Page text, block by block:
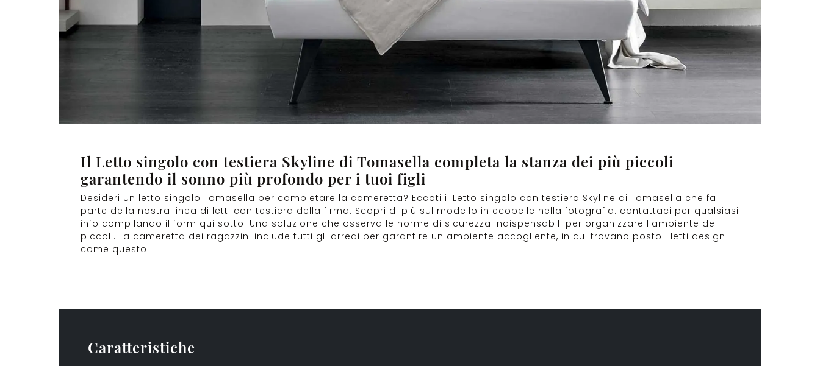
Il Letto singolo con testiera Skyline di Tomasella completa la stanza dei più piccoli
garantendo il sonno più profondo per i tuoi figli
Desideri un letto singolo Tomasella per completare la cameretta? Eccoti il Letto singolo con testiera Skyline di Tomasella che fa
parte della nostra linea di letti con testiera della firma. Scopri di più sul modello in ecopelle nella fotografia: contattaci per qualsiasi
info compilando il form qui sotto. Una soluzione che osserva le norme di sicurezza indispensabili per organizzare l'ambiente dei
piccoli. La cameretta dei ragazzini include tutti gli arredi per garantire un ambiente accogliente, in cui trovano posto i letti design
come questo.
Caratteristiche